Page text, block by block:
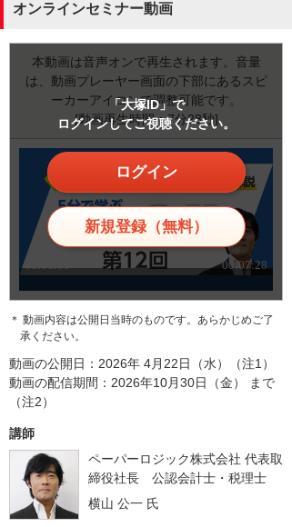
オンラインセミナー動画
本動画は音声オンで再生されます。音量
は、動画プレーヤー画面の下部にあるスピ
ーカーアイコンで調整可能です。
[動画再生時間：7分28秒]
「大塚ID」で
ログインしてご視聴ください。
ログイン
新規登録（無料）
＊ 動画内容は公開日当時のものです。あらかじめご了
承ください。
動画の公開日：2026年 4月22日（水）（注1）
動画の配信期間：2026年10月30日（金） まで
（注2）
講師
ペーパーロジック株式会社 代表取
締役社長 公認会計士・税理士
横山 公一 氏